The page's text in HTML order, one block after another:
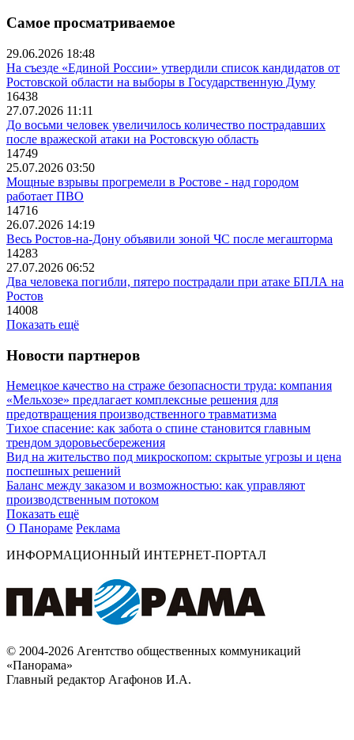
Самое просматриваемое
29.06.2026 18:48
На съезде «Единой России» утвердили список кандидатов от
Ростовской области на выборы в Государственную Думу
16438
27.07.2026 11:11
До восьми человек увеличилось количество пострадавших
после вражеской атаки на Ростовскую область
14749
25.07.2026 03:50
Мощные взрывы прогремели в Ростове - над городом
работает ПВО
14716
26.07.2026 14:19
Весь Ростов-на-Дону объявили зоной ЧС после мегашторма
14283
27.07.2026 06:52
Два человека погибли, пятеро пострадали при атаке БПЛА на
Ростов
14008
Показать ещё
Новости партнеров
Немецкое качество на страже безопасности труда: компания
«Мельхозе» предлагает комплексные решения для
предотвращения производственного травматизма
Тихое спасение: как забота о спине становится главным
трендом здоровьесбережения
Вид на жительство под микроскопом: скрытые угрозы и цена
поспешных решений
Баланс между заказом и возможностью: как управляют
производственным потоком
Показать ещё
О Панораме Реклама
ИНФОРМАЦИОННЫЙ ИНТЕРНЕТ-ПОРТАЛ
© 2004-2026 Агентство общественных коммуникаций
«Панорама»
Главный редактор Агафонов И.А.